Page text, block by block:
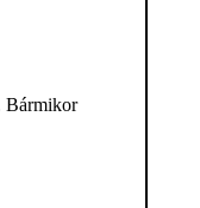
Bármikor